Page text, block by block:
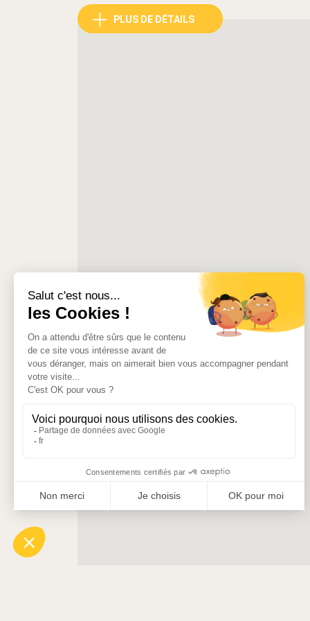
Situé au cœur de la célèbre rue Meynadier,
studio climatisé vous place à quelques
Ce studio confortable a été pensé pour offrir
L’espace de vie comprend un lit confortable,
cuisine équipée permet de préparer facilement
La salle de bains dispose d’une douche et de
Grâce à son emplacement exceptionnel en
aussi bien pour les voyageurs de loisirs que
Points forts du logement
Emplacement exceptionnel en plein cœur de la
À quelques mètres du marché Forville
PLUS DE DÉTAILS